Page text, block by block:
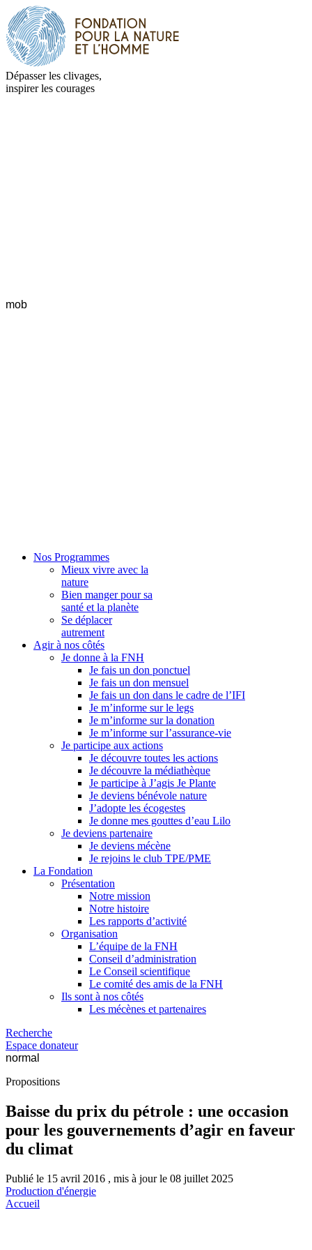
Dépasser les clivages,
inspirer les courages
mob
Nos Programmes
Mieux vivre avec la
nature
Bien manger pour sa
santé et la planète
Se déplacer
autrement
Agir à nos côtés
Je donne à la FNH
Je fais un don ponctuel
Je fais un don mensuel
Je fais un don dans le cadre de l’IFI
Je m’informe sur le legs
Je m’informe sur la donation
Je m’informe sur l’assurance-vie
Je participe aux actions
Je découvre toutes les actions
Je découvre la médiathèque
Je participe à J’agis Je Plante
Je deviens bénévole nature
J’adopte les écogestes
Je donne mes gouttes d’eau Lilo
Je deviens partenaire
Je deviens mécène
Je rejoins le club TPE/PME
La Fondation
Présentation
Notre mission
Notre histoire
Les rapports d’activité
Organisation
L’équipe de la FNH
Conseil d’administration
Le Conseil scientifique
Le comité des amis de la FNH
Ils sont à nos côtés
Les mécènes et partenaires
Recherche
Espace donateur
normal
Propositions
Baisse du prix du pétrole : une occasion
pour les gouvernements d’agir en faveur
du climat
Publié le 15 avril 2016 , mis à jour le 08 juillet 2025
Production d'énergie
Accueil